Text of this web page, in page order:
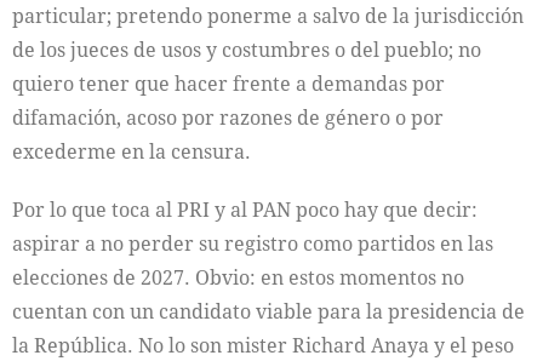
particular; pretendo ponerme a salvo de la jurisdicción
de los jueces de usos y costumbres o del pueblo; no
quiero tener que hacer frente a demandas por
difamación, acoso por razones de género o por
excederme en la censura.
Por lo que toca al PRI y al PAN poco hay que decir:
aspirar a no perder su registro como partidos en las
elecciones de 2027. Obvio: en estos momentos no
cuentan con un candidato viable para la presidencia de
la República. No lo son mister Richard Anaya y el peso